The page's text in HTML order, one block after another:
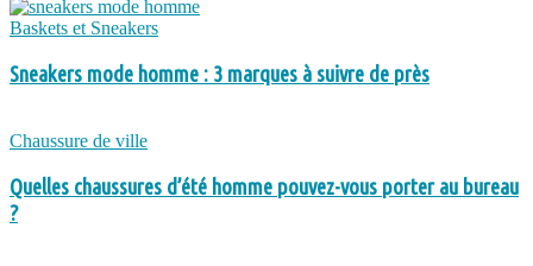
Baskets et Sneakers
Sneakers mode homme : 3 marques à suivre de près
Chaussure de ville
Quelles chaussures d’été homme pouvez-vous porter au bureau
?